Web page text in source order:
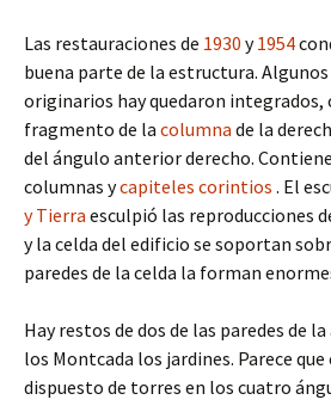
Las restauraciones de 1930 y1954
buena parte de la estructura.
originarios hay quedaron integrados,
fragmento de la columna de la
del ángulo anterior derecho.
columnas ycapiteles corintios . El
y Tierra esculpió las reproducciones
y la celda del edificio se soportan
paredes de la celda la forman
Hay restos de dos de las paredes de
los Montcada los jardines. Parece
dispuesto de torres en los cuatro